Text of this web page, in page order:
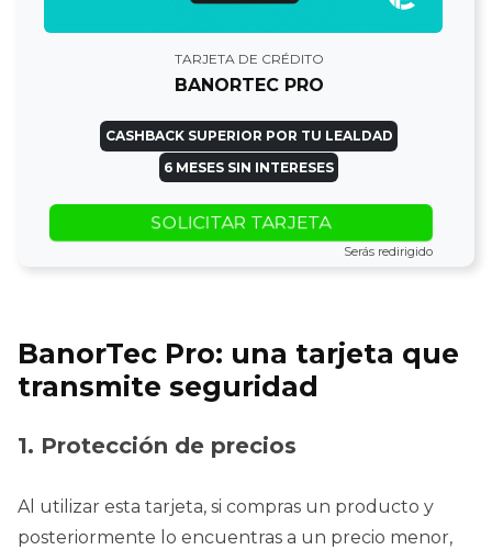
TARJETA DE CRÉDITO
BANORTEC PRO
CASHBACK SUPERIOR POR TU LEALDAD
6 MESES SIN INTERESES
SOLICITAR TARJETA
Serás redirigido
BanorTec Pro: una tarjeta que
transmite seguridad
1. Protección de precios
Al utilizar esta tarjeta, si compras un producto y
posteriormente lo encuentras a un precio menor,